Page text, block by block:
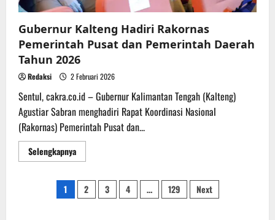
Gubernur Kalteng Hadiri Rakornas
Pemerintah Pusat dan Pemerintah Daerah
Tahun 2026
Redaksi 2 Februari 2026
Sentul, cakra.co.id – Gubernur Kalimantan Tengah (Kalteng)
Agustiar Sabran menghadiri Rapat Koordinasi Nasional
(Rakornas) Pemerintah Pusat dan...
SelengkapnyaRead
more
Kalteng
Hadiri
Rakornas
Paginasi
1 2 3 4 … 129 Next